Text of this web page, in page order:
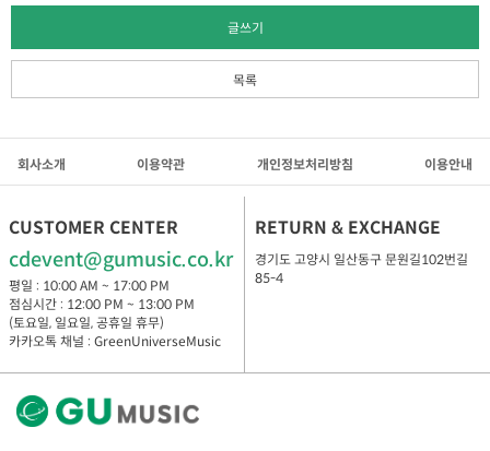
글쓰기
목록
회사소개 이용약관 개인정보처리방침 이용안내
CUSTOMER CENTER
cdevent@gumusic.co.kr
평일 : 10:00 AM ~ 17:00 PM
점심시간 : 12:00 PM ~ 13:00 PM
(토요일, 일요일, 공휴일 휴무)
카카오톡 채널 : GreenUniverseMusic
RETURN & EXCHANGE
경기도 고양시 일산동구 문원길102번길
85-4